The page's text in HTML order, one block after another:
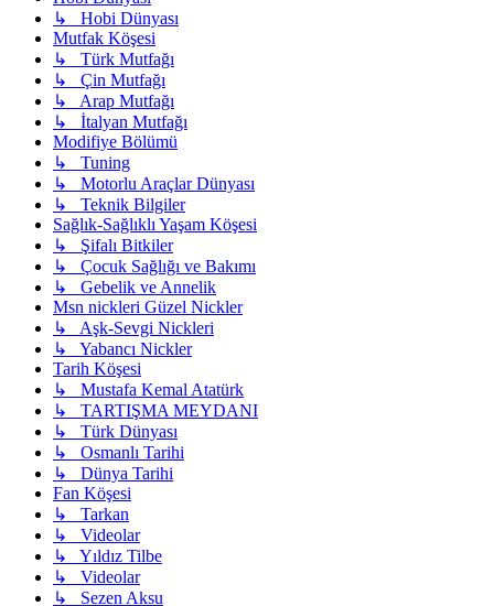
↳ Hobi Dünyası
Mutfak Köşesi
↳ Türk Mutfağı
↳ Çin Mutfağı
↳ Arap Mutfağı
↳ İtalyan Mutfağı
Modifiye Bölümü
↳ Tuning
↳ Motorlu Araçlar Dünyası
↳ Teknik Bilgiler
Sağlık-Sağlıklı Yaşam Köşesi
↳ Şifalı Bitkiler
↳ Çocuk Sağlığı ve Bakımı
↳ Gebelik ve Annelik
Msn nickleri Güzel Nickler
↳ Aşk-Sevgi Nickleri
↳ Yabancı Nickler
Tarih Köşesi
↳ Mustafa Kemal Atatürk
↳ TARTIŞMA MEYDANI
↳ Türk Dünyası
↳ Osmanlı Tarihi
↳ Dünya Tarihi
Fan Köşesi
↳ Tarkan
↳ Videolar
↳ Yıldız Tilbe
↳ Videolar
↳ Sezen Aksu